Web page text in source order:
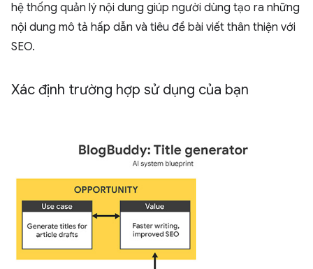
hệ thống quản lý nội dung giúp người dùng tạo ra những
nội dung mô tả hấp dẫn và tiêu đề bài viết thân thiện với
SEO.
Xác định trường hợp sử dụng của bạn